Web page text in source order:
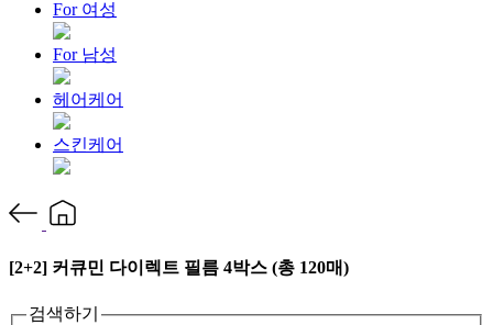
For 여성
For 남성
헤어케어
스킨케어
[2+2] 커큐민 다이렉트 필름 4박스 (총 120매)
검색하기